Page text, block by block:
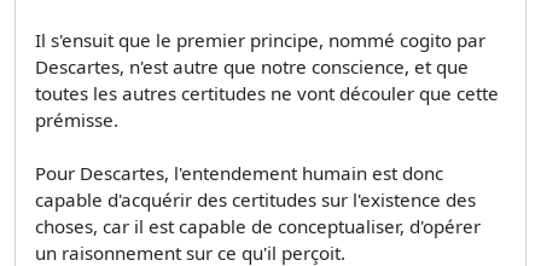
Il s'ensuit que le premier principe, nommé cogito par
Descartes, n'est autre que notre conscience, et que
toutes les autres certitudes ne vont découler que cette
prémisse.
Pour Descartes, l'entendement humain est donc
capable d'acquérir des certitudes sur l'existence des
choses, car il est capable de conceptualiser, d'opérer
un raisonnement sur ce qu'il perçoit.